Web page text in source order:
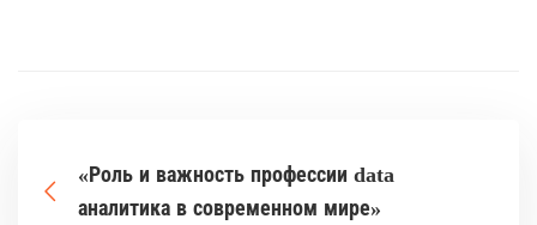
«Роль и важность профессии data
аналитика в современном мире»